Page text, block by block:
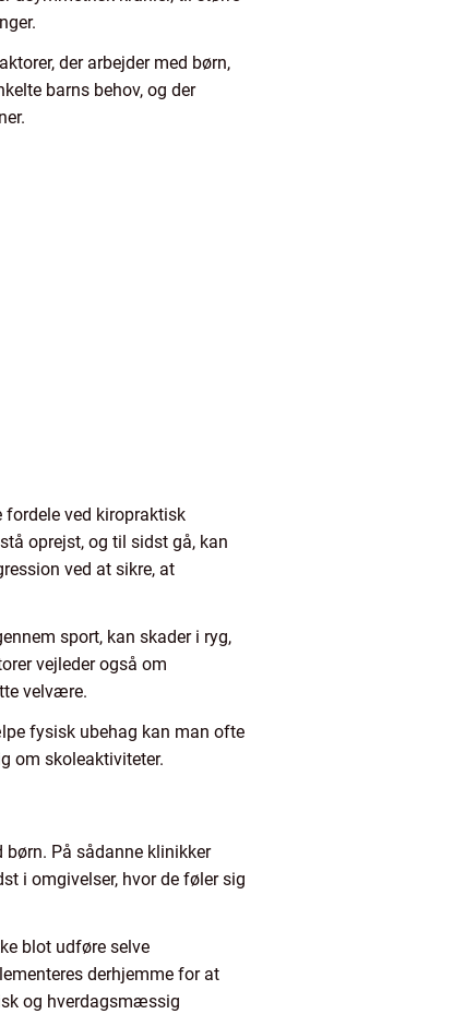
der arbejder med børn,
barns behov, og der
ved kiropraktisk
oprejst, og til sidst gå, kan
ved at sikre, at
sport, kan skader i ryg,
vejleder også om
velvære.
fysisk ubehag kan man ofte
om skoleaktiviteter.
børn. På sådanne klinikker
i omgivelser, hvor de føler sig
blot udføre selve
derhjemme for at
og hverdagsmæssig